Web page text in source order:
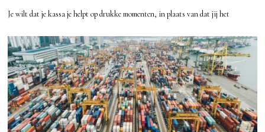
Je wilt dat je kassa je helpt op drukke momenten, in plaats van dat jij het